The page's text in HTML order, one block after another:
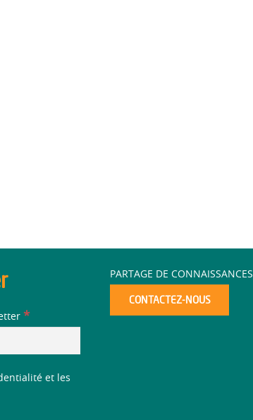
*
et les
PARTAGE DE CONNAISSANCES
CONTACTEZ-NOUS